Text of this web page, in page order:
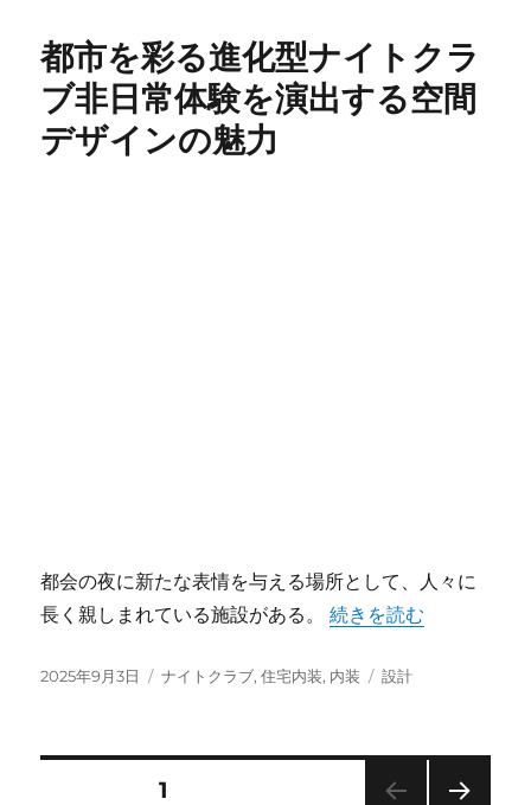
ー
都市を彩る進化型ナイトクラ
ブ非日常体験を演出する空間
デザインの魅力
都会の夜に新たな表情を与える場所として、人々に
長く親しまれている施設がある。“都市を彩る進化型ナ
続きを読む
投
2025年9月3日
カ
ナイトクラブ,住宅内装, 内装
タ
設計
固定ページ1